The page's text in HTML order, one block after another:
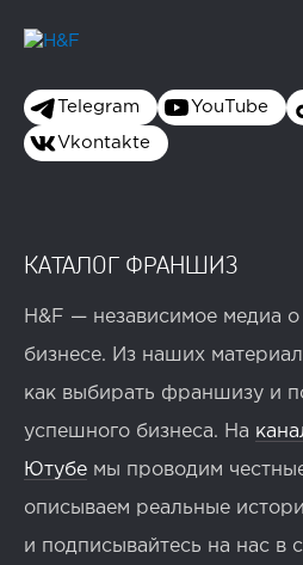
Telegram YouTube
Vkontakte
КАТАЛОГ ФРАНШИЗ
H&F — независимое медиа
бизнесе. Из наших
как выбирать франшизу и
успешного бизнеса. На
Ютубе мы проводим
описываем реальные
и подписывайтесь на нас в